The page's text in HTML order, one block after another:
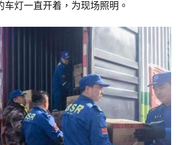
灯一直开着，为现场照明。